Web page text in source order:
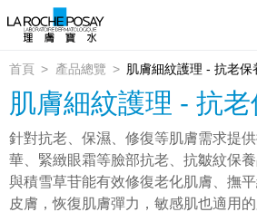
首頁 產品總覽 肌膚細紋護理 - 抗老保
肌膚細紋護理 - 抗
針對抗老、保濕、修復等肌膚需求提
華、緊緻眼霜等臉部抗老、抗皺紋保
與積雪草苷能有效修復老化肌膚、撫
皮膚，恢復肌膚彈力，敏感肌也適用